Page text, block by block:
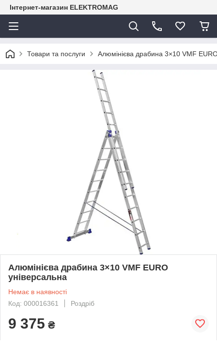
Інтернет-магазин ELEKTROMAG
Товари та послуги Алюмінієва драбина 3×10 VMF
Алюмінієва драбина 3×10 VMF EURO
універсальна
Немає в наявності
Код: 000016361
Роздріб
9 375 ₴